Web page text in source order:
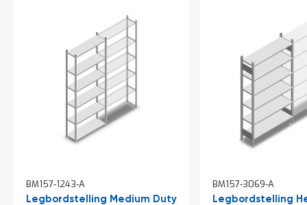
BM157-1243-A
Legbordstelling Medium Duty
BM157-3069-A
Legbordstelling